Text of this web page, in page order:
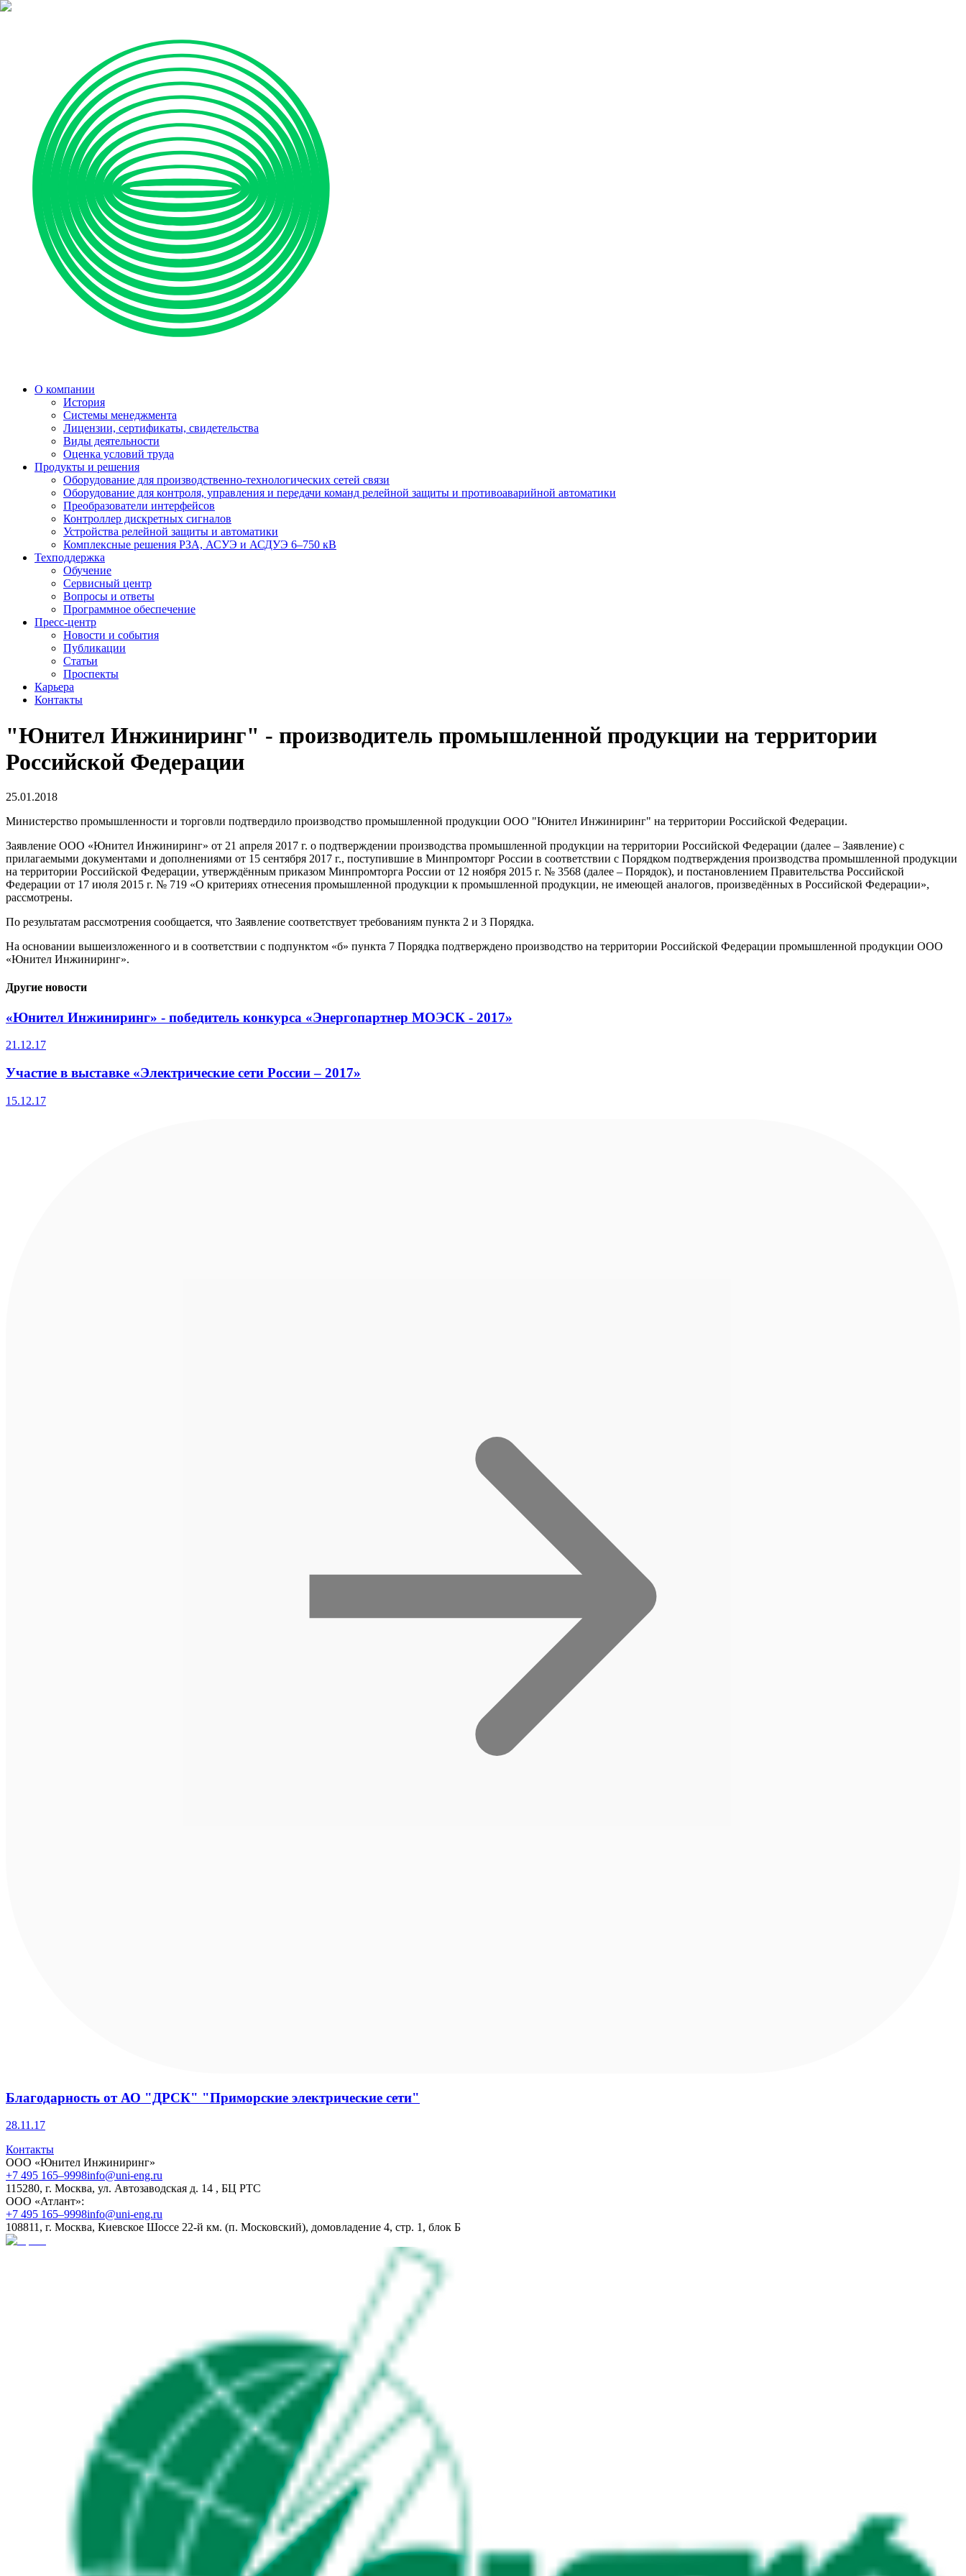
О компании
История
Системы менеджмента
Лицензии, сертификаты, свидетельства
Виды деятельности
Оценка условий труда
Продукты и решения
Оборудование для производственно-технологических сетей связи
Оборудование для контроля, управления и передачи команд релейной защиты и противоаварийной автоматики
Преобразователи интерфейсов
Контроллер дискретных сигналов
Устройства релейной защиты и автоматики
Комплексные решения РЗА, АСУЭ и АСДУЭ 6–750 кВ
Техподдержка
Обучение
Сервисный центр
Вопросы и ответы
Программное обеспечение
Пресс-центр
Новости и события
Публикации
Статьи
Проспекты
Карьера
Контакты
"Юнител Инжиниринг" - производитель промышленной продукции на территории
Российской Федерации
25.01.2018
Министерство промышленности и торговли подтвердило производство промышленной продукции ООО "Юнител Инжиниринг" на территории Российской Федерации.
Заявление ООО «Юнител Инжиниринг» от 21 апреля 2017 г. о подтверждении производства промышленной продукции на территории Российской Федерации (далее – Заявление) с
прилагаемыми документами и дополнениями от 15 сентября 2017 г., поступившие в Минпромторг России в соответствии с Порядком подтверждения производства промышленной продукции
на территории Российской Федерации, утверждённым приказом Минпромторга России от 12 ноября 2015 г. № 3568 (далее – Порядок), и постановлением Правительства Российской
Федерации от 17 июля 2015 г. № 719 «О критериях отнесения промышленной продукции к промышленной продукции, не имеющей аналогов, произведённых в Российской Федерации»,
рассмотрены.
По результатам рассмотрения сообщается, что Заявление соответствует требованиям пункта 2 и 3 Порядка.
На основании вышеизложенного и в соответствии с подпунктом «б» пункта 7 Порядка подтверждено производство на территории Российской Федерации промышленной продукции ООО
«Юнител Инжиниринг».
Другие новости
«Юнител Инжиниринг» - победитель конкурса «Энергопартнер МОЭСК - 2017»
21.12.17
Участие в выставке «Электрические сети России – 2017»
15.12.17
Благодарность от АО "ДРСК" "Приморские электрические сети"
28.11.17
Контакты
ООО «Юнител Инжиниринг»
+7 495 165–9998info@uni-eng.ru
115280, г. Москва, ул. Автозаводская д. 14 , БЦ РТС
ООО «Атлант»:
+7 495 165–9998info@uni-eng.ru
108811, г. Москва, Киевское Шоссе 22-й км. (п. Московский), домовладение 4, стр. 1, блок Б